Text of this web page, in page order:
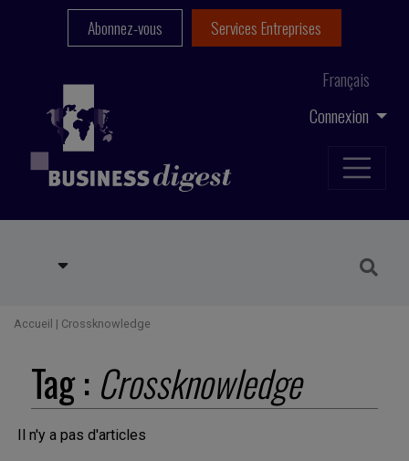
Connexion
Français
Abonnez-vous Services Entreprises
Accueil | Crossknowledge
Tag : Crossknowledge
Il n'y a pas d'articles